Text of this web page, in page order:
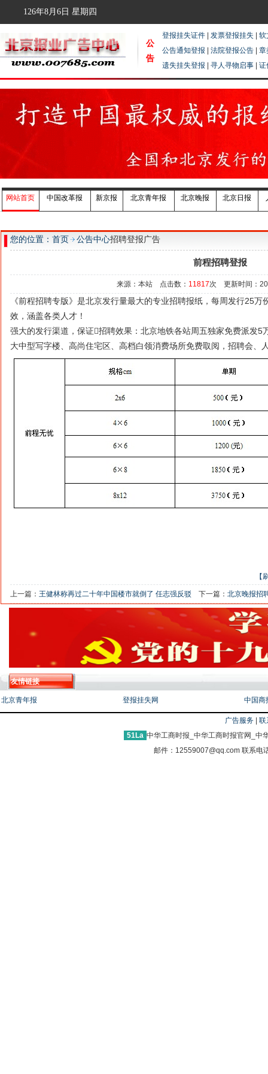
126年8月6日 星期四
公
告
登报挂失证件 发票登报挂失
软
公告通知登报
法院登报公告
章
遗失挂失登报
寻人寻物启事 证
网站首页 中国改革报 新京报 北京青年报 北京晚报 北京日报
您的位置：首页 公告中心招聘登报广告
前程招聘登报
来源：本站 点击数： 11817次 更新时间：
《前程招聘专版》是北京发行量最大的专业招聘报纸，每周发行25
效，涵盖各类人才！
强大的发行渠道，保证招聘效果：北京地铁各站周五独家免费派发
大中型写字楼、高尚住宅区、高档白领消费场所免费取阅，招聘会、
【
上一篇： 王健林称再过二十年中国楼市就倒了 任志强反驳 下一篇： 北京晚报招
友情链接
北京青年报 登报挂失网 中国商
广告服务
联
51La 中华工商时报_中华工商时报官网_中
邮件：12559007@qq.com 联系